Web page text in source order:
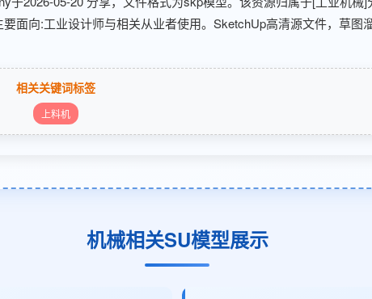
面向:工业设计师与相关从业者使用。SketchUp高清源文件，草图
相关关键词标签
上料机
机械相关SU模型展示